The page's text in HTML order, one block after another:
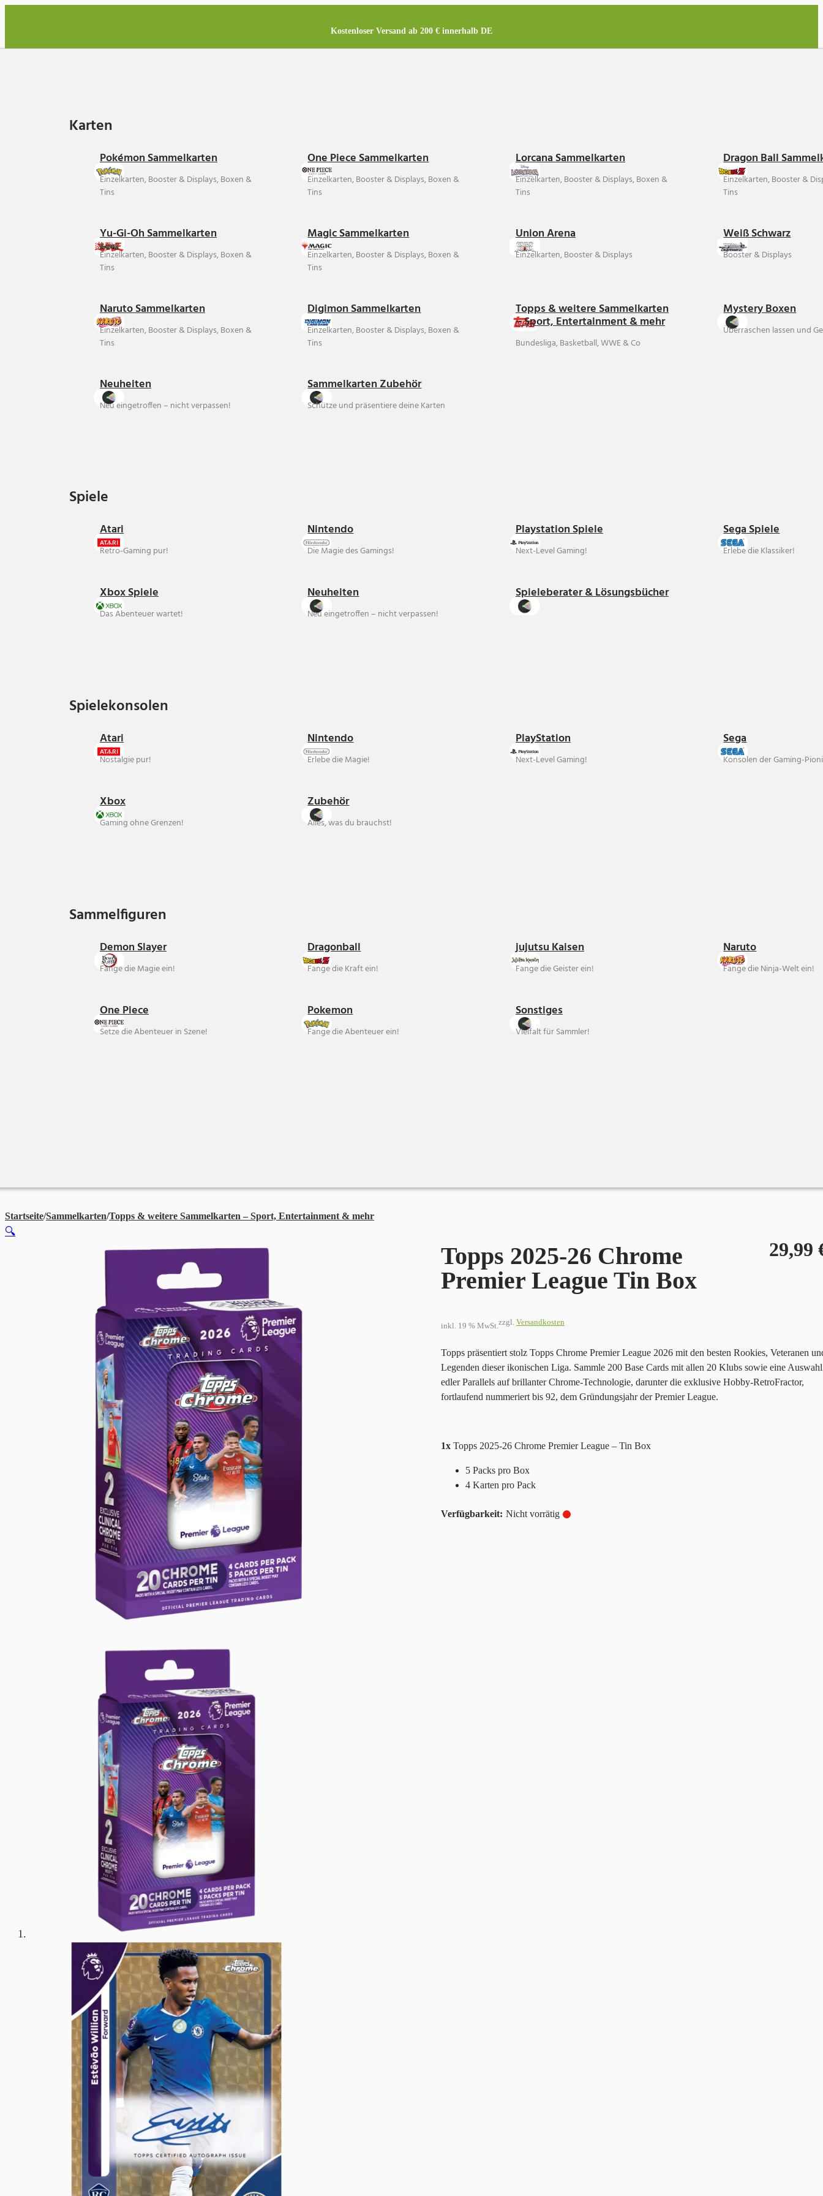
Kostenloser Versand ab 200 € innerhalb DE
Karten
Pokémon Sammelkarten
Einzelkarten, Booster & Displays, Boxen &
Tins
One Piece Sammelkarten
Einzelkarten, Booster & Displays, Boxen &
Tins
Lorcana Sammelkarten
Einzelkarten, Booster & Displays, Boxen &
Tins
Dragon Ball
Einzelkarten, Booster &
Tins
Yu-Gi-Oh Sammelkarten
Einzelkarten, Booster & Displays, Boxen &
Tins
Magic Sammelkarten
Einzelkarten, Booster & Displays, Boxen &
Tins
Union Arena
Einzelkarten, Booster & Displays
Weiß Schwarz
Booster & Displays
Naruto Sammelkarten
Einzelkarten, Booster & Displays, Boxen &
Tins
Digimon Sammelkarten
Einzelkarten, Booster & Displays, Boxen &
Tins
Topps & weitere Sammelkarten
– Sport, Entertainment & mehr
Bundesliga, Basketball, WWE & Co
Mystery Boxen
Überraschen lassen und
Neuheiten
Neu eingetroffen – nicht verpassen!
Sammelkarten Zubehör
Schütze und präsentiere deine Karten
Spiele
Atari
Retro-Gaming pur!
Nintendo
Die Magie des Gamings!
Playstation Spiele
Next-Level Gaming!
Sega Spiele
Erlebe die Klassiker!
Xbox Spiele
Das Abenteuer wartet!
Neuheiten
Neu eingetroffen – nicht verpassen!
Spieleberater & Lösungsbücher
Spielekonsolen
Atari
Nostalgie pur!
Nintendo
Erlebe die Magie!
PlayStation
Next-Level Gaming!
Sega
Konsolen der Gaming-
Xbox
Gaming ohne Grenzen!
Zubehör
Alles, was du brauchst!
Sammelfiguren
Demon Slayer
Fange die Magie ein!
Dragonball
Fange die Kraft ein!
jujutsu Kaisen
Fange die Geister ein!
Naruto
Fange die Ninja-Welt ein!
One Piece
Setze die Abenteuer in Szene!
Pokemon
Fange die Abenteuer ein!
Sonstiges
Vielfalt für Sammler!
Startseite/Sammelkarten/Topps & weitere Sammelkarten – Sport, Entertainment & mehr
Topps 2025-26 Chrome
Premier League Tin Box
29,99
inkl. 19 % MwSt.zzgl. Versandkosten
Topps präsentiert stolz Topps Chrome Premier League 2026 mit den besten Rookies, Veteranen
Legenden dieser ikonischen Liga. Sammle 200 Base Cards mit allen 20 Klubs sowie eine Auswahl
edler Parallels auf brillanter Chrome-Technologie, darunter die exklusive Hobby-RetroFractor,
fortlaufend nummeriert bis 92, dem Gründungsjahr der Premier League.
1x Topps 2025-26 Chrome Premier League – Tin Box
5 Packs pro Box
4 Karten pro Pack
Nicht vorrätig
🔍